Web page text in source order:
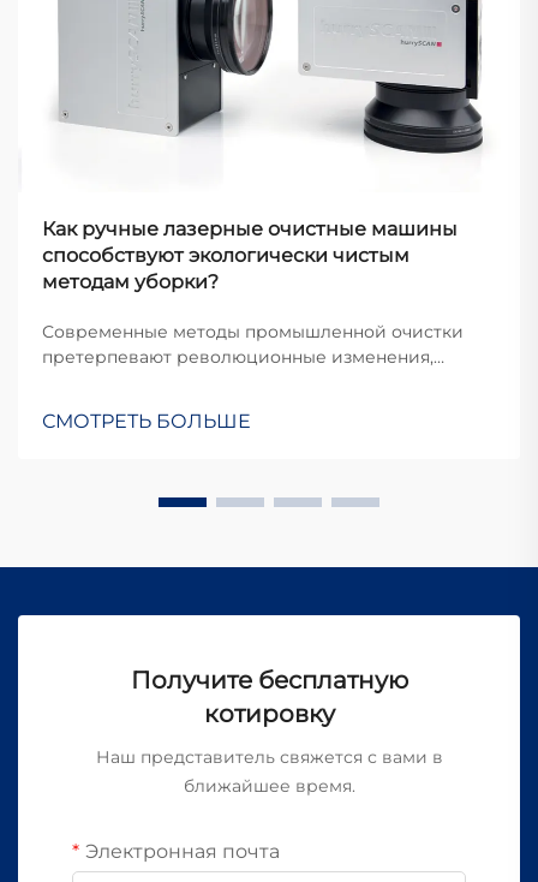
Как ручные лазерные очистные машины
способствуют экологически чистым
методам уборки?
Современные методы промышленной очистки
претерпевают революционные изменения,
решениям. Традиционные методы очистки часто
СМОТРЕТЬ БОЛЬШЕ
Получите бесплатную
котировку
Наш представитель свяжется с вами в
ближайшее время.
Электронная почта